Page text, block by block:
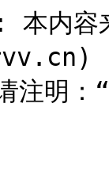
本内
-
注明